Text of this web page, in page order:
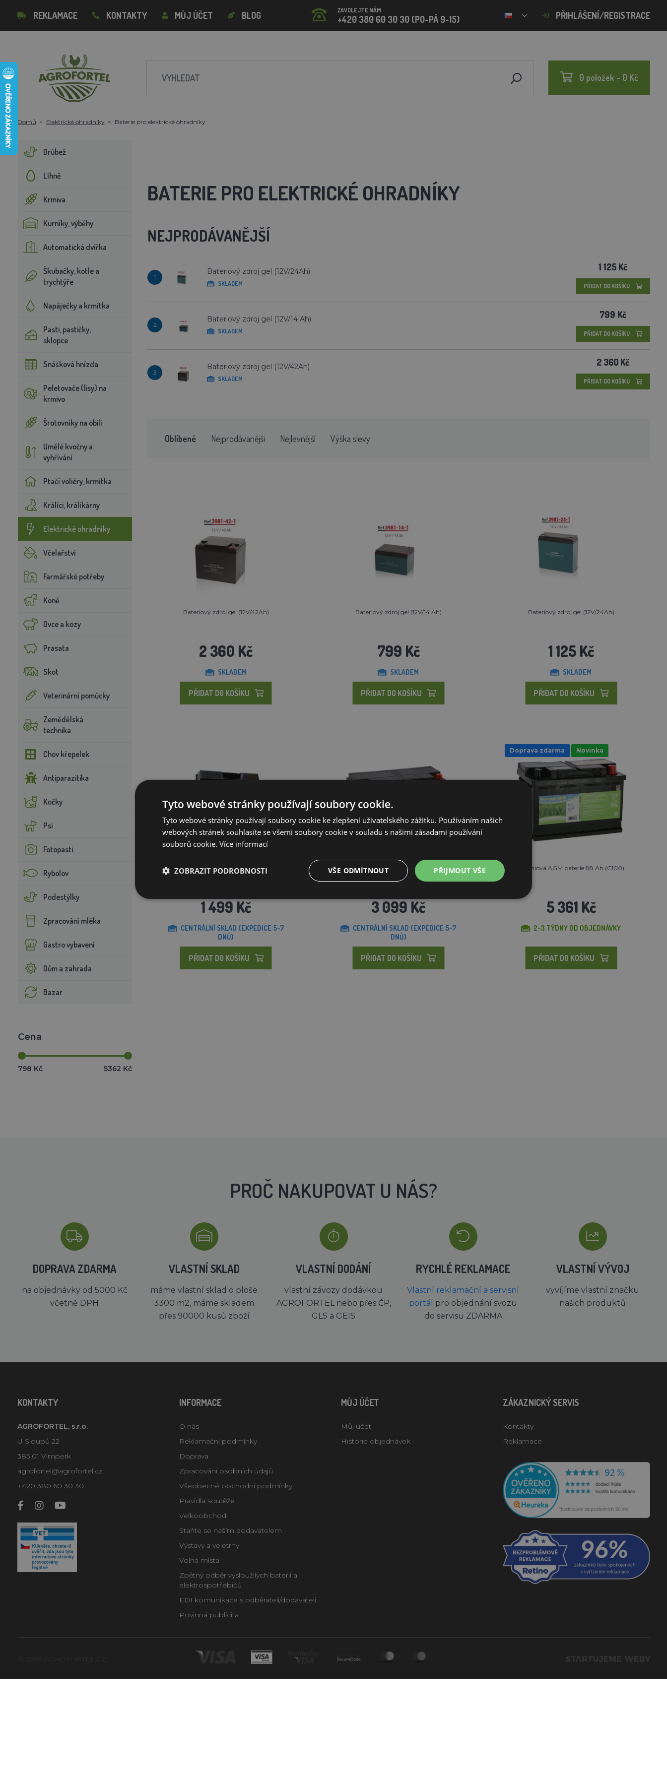
REKLAMACE KONTAKTY MŮJ ÚČET BLOG ZAVOLEJTE NÁM
+420 380 60 30 30 (PO-PÁ 9-15) PŘIHLÁŠENÍ/REGISTRACE
0 položek - 0 Kč
Domů Elektrické ohradníky Baterie pro elektrické ohradníky
Drůbež
Líhně
Krmiva
Kurníky, výběhy
Automatická dvířka
Škubačky, kotle a
trychtýře
Napáječky a krmítka
Pasti, pastičky,
sklopce
Snášková hnízda
Peletovače (lisy) na
krmivo
Šrotovníky na obilí
Umělé kvočny a
vyhřívání
Ptačí voliéry, krmítka
Králíci, králíkárny
Elektrické ohradníky
Včelařství
Farmářské potřeby
Koně
Ovce a kozy
Prasata
Skot
Veterinární pomůcky
Zemědělská
technika
Chov křepelek
Antiparazitika
Kočky
Psi
Fotopasti
Rybolov
Podestýlky
Zpracování mléka
Gastro vybavení
Dům a zahrada
Bazar
Cena
798 Kč 5362 Kč
BATERIE PRO ELEKTRICKÉ OHRADNÍKY
NEJPRODÁVANĚJŠÍ
1
Bateriový zdroj gel (12V/24Ah)
SKLADEM
1 125 Kč
PŘIDAT DO KOŠÍKU
2
Bateriový zdroj gel (12V/14 Ah)
SKLADEM
799 Kč
PŘIDAT DO KOŠÍKU
3
Bateriový zdroj gel (12V/42Ah)
SKLADEM
2 360 Kč
PŘIDAT DO KOŠÍKU
Oblíbené Nejprodávanější Nejlevnější Výška slevy
Bateriový zdroj gel (12V/42Ah)
2 360 Kč
SKLADEM
PŘIDAT DO KOŠÍKU
Bateriový zdroj gel (12V/14 Ah)
799 Kč
SKLADEM
PŘIDAT DO KOŠÍKU
Bateriový zdroj gel (12V/24Ah)
1 125 Kč
SKLADEM
PŘIDAT DO KOŠÍKU
Baterie pro elektrický ohradník 12 V 44 Ah
1 499 Kč
CENTRÁLNÍ SKLAD (EXPEDICE 5-7
DNŮ)
PŘIDAT DO KOŠÍKU
Baterie pro elektrický ohradník 12 V 95 Ah
3 099 Kč
CENTRÁLNÍ SKLAD (EXPEDICE 5-7
DNŮ)
PŘIDAT DO KOŠÍKU
Doprava zdarma Novinka
Prémiová AGM baterie 88 Ah (C100)
5 361 Kč
2-3 TÝDNY OD OBJEDNÁVKY
PŘIDAT DO KOŠÍKU
PROČ NAKUPOVAT U NÁS?
DOPRAVA ZDARMA
na objednávky od 5000 Kč
včetně DPH
VLASTNÍ SKLAD
máme vlastní sklad o ploše
3300 m2, máme skladem
přes 90000 kusů zboží
VLASTNÍ DODÁNÍ
vlastní závozy dodávkou
AGROFORTEL nebo přes ČP,
GLS a GEIS
RYCHLÉ REKLAMACE
Vlastní reklamační a servisní
portál pro objednání svozu
do servisu ZDARMA
VLASTNÍ VÝVOJ
vyvíjíme vlastní značku
našich produktů
KONTAKTY
AGROFORTEL, s.r.o.
U Sloupů 22
385 01 Vimperk
agrofortel@agrofortel.cz
+420 380 60 30 30
INFORMACE
O nás
Reklamační podmínky
Doprava
Zpracování osobních údajů
Všeobecné obchodní podmínky
Pravidla soutěže
Velkoobchod
Staňte se naším dodavatelem
Výstavy a veletrhy
Volná místa
Zpětný odběr vysloužilých baterií a
elektrospotřebičů
EDI komunikace s odběrateli/dodavateli
Povinná publicita
MŮJ ÚČET
Můj účet
Historie objednávek
ZÁKAZNICKÝ SERVIS
Kontakty
Reklamace
Tyto webové stránky používají soubory cookie.
Tyto webové stránky používají soubory cookie ke zlepšení uživatelského zážitku. Používáním našich
webových stránek souhlasíte se všemi soubory cookie v souladu s našimi zásadami používání
souborů cookie. Více informací
PŘIJMOUT VŠE
VŠE ODMÍTNOUT
ZOBRAZIT PODROBNOSTI